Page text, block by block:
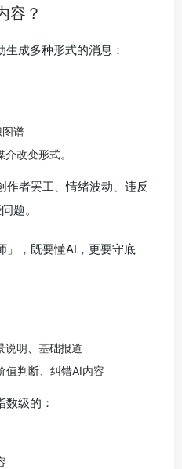
容？
成多种形式的消息：
谱
改变形式。
作者罢工、情绪波动、违反
题。
」，既要懂AI，更要守底
说明、基础报道
值判断、纠错AI内容
级的：